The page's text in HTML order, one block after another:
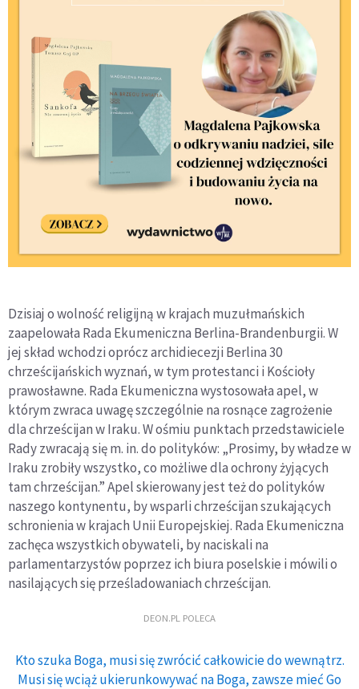
Dzisiaj o wolność religijną w krajach muzułmańskich
zaapelowała Rada Ekumeniczna Berlina-Brandenburgii. W
jej skład wchodzi oprócz archidiecezji Berlina 30
chrześcijańskich wyznań, w tym protestanci i Kościoły
prawosławne. Rada Ekumeniczna wystosowała apel, w
którym zwraca uwagę szczególnie na rosnące zagrożenie
dla chrześcijan w Iraku. W ośmiu punktach przedstawiciele
Rady zwracają się m. in. do polityków: „Prosimy, by władze w
Iraku zrobiły wszystko, co możliwe dla ochrony żyjących
tam chrześcijan.” Apel skierowany jest też do polityków
naszego kontynentu, by wsparli chrześcijan szukających
schronienia w krajach Unii Europejskiej. Rada Ekumeniczna
zachęca wszystkich obywateli, by naciskali na
parlamentarzystów poprzez ich biura poselskie i mówili o
nasilających się prześladowaniach chrześcijan.
DEON.PL POLECA
Kto szuka Boga, musi się zwrócić całkowicie do wewnątrz.
Musi się wciąż ukierunkowywać na Boga, zawsze mieć Go